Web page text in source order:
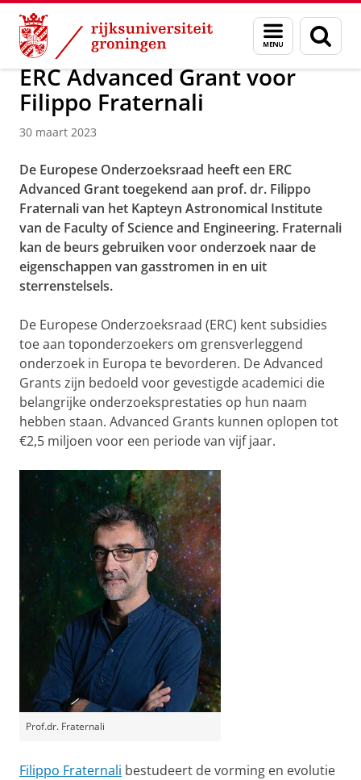
Skip
Content
Skip
Navigation
Menu
en
zoeken
Onderzoek Kapteyn Instituut Agenda en Nieuws
ERC Advanced Grant voor
Filippo Fraternali
30 maart 2023
De Europese Onderzoeksraad heeft een ERC
Advanced Grant toegekend aan prof. dr. Filippo
Fraternali van het Kapteyn Astronomical Institute
van de Faculty of Science and Engineering. Fraternali
kan de beurs gebruiken voor onderzoek naar de
eigenschappen van gasstromen in en uit
sterrenstelsels.
De Europese Onderzoeksraad (ERC) kent subsidies
toe aan toponderzoekers om grensverleggend
onderzoek in Europa te bevorderen. De Advanced
Grants zijn bedoeld voor gevestigde academici die
belangrijke onderzoeksprestaties op hun naam
hebben staan. Advanced Grants kunnen oplopen tot
€2,5 miljoen voor een periode van vijf jaar.
Prof.dr. Fraternali
Filippo Fraternali bestudeert de vorming en evolutie